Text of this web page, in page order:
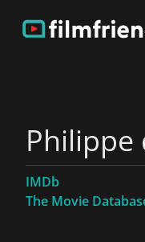
Philippe
IMDb
The Movie